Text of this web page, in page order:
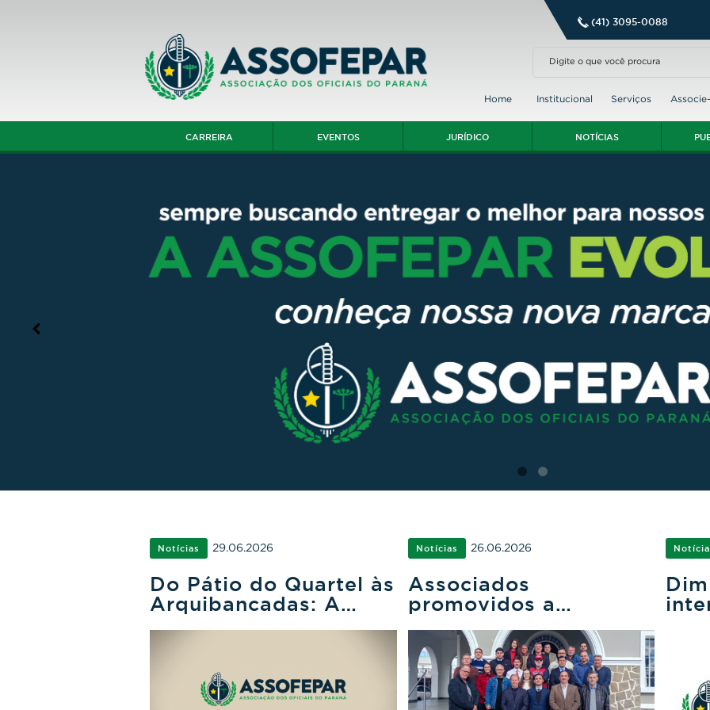
(41) 3095-0088
Home Institucional Serviços
CARREIRA EVENTOS JURÍDICO NOTÍCIAS
Notícias 29.06.2026
Do Pátio do Quartel às
Arquibancadas: A
Notícias 26.06.2026
Associados
promovidos a